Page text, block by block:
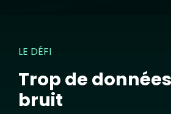
LE DÉFI
Trop de
bruit